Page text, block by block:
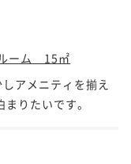
ーム 15㎡
アメニティを揃え
りたいです。